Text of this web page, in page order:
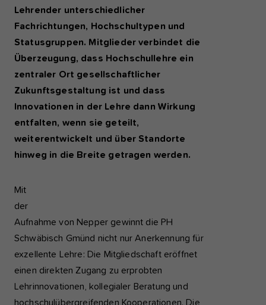
Lehrender unterschiedlicher
Fachrichtungen, Hochschultypen und
Statusgruppen. Mitglieder verbindet die
Überzeugung, dass Hochschullehre ein
zentraler Ort gesellschaftlicher
Zukunftsgestaltung ist und dass
Innovationen in der Lehre dann Wirkung
entfalten, wenn sie geteilt,
weiterentwickelt und über Standorte
hinweg in die Breite getragen werden.
Mit
der
Aufnahme von Nepper gewinnt die PH
Schwäbisch Gmünd nicht nur Anerkennung für
exzellente Lehre: Die Mitgliedschaft eröffnet
einen direkten Zugang zu erprobten
Lehrinnovationen, kollegialer Beratung und
hochschulübergreifenden Kooperationen. Die